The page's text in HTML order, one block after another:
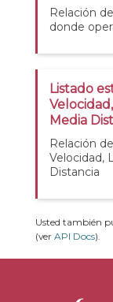
Relación
donde
Listado
Media
Relación
Velocidad,
Distancia
Usted también
(ver API Docs).